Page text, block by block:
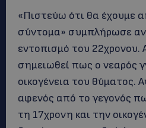
«Πιστεύω ότι θα έχουμε
σύντομα» συμπλήρωσε
εντοπισμό του 22χρονου.
σημειωθεί πως ο νεαρός
οικογένεια του θύματος.
αφενός από το γεγονός
τη 17χρονη και την